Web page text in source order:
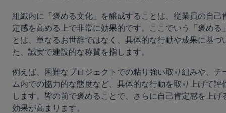
組織内に「褒める文化」を醸成することは、従業員の自己
定感を高める上で非常に効果的です。ここでいう「褒める
とは、単なるお世辞ではなく、具体的な行動や成果に基づ
た、誠実で建設的な称賛を指します。
例えば、困難なプロジェクトでの粘り強い取り組みや、チ
ム内での協力的な態度など、具体的な行動を取り上げて評
します。皆の前で褒めることで、さらに自己肯定感を上げ
効果が高まります。